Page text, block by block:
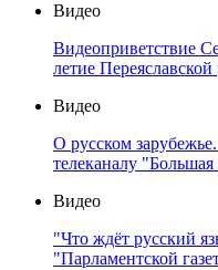
Видео
Видеоприветствие
летие
Видео
О русском
телеканалу
Видео
"Что ждёт русский
"Парламентской